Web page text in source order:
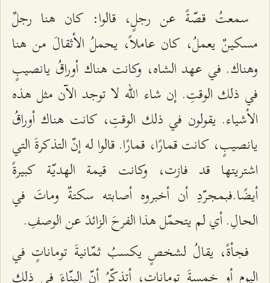
سمعتُ قصّةً عن رجلٍ، قالوا: كان هنا رجلٌ
مسكينٌ يعملُ، كان عاملاً، يحملُ الأثقالَ من هنا
وهناك. في عهد الشاه، وكانت هناك أوراقُ يانصيبٍ
في ذلك الوقتِ. إن شاء الله لا توجد الآن مثل هذه
الأشياء. يقولون في ذلك الوقتِ، كانت هناك أوراقُ
يانصيبٍ، كانت قمارًا، قمارًا. قالوا له إنّ التذكرةَ التي
اشتريتها قد فازت، وكانت قيمة الهديّة كبيرةً
أيضًا.فبمجرّدِ أن أخبروه أصابته سكتةٌ وماتَ في
الحالِ. أي لم يتحمّل هذا الفرحَ الزائدَ عن الوصفِ.
فجأةً، يقالُ لشخصٍ يكسبُ ثمّانيةَ توماناتٍ في
اليومِ أو خمسةَ توماناتٍ، أتذكّرُ أنّ البنّاءَ في ذلك